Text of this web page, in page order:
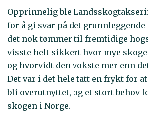
Opprinnelig ble
for å gi svar på det grunnleggende
det nok tømmer til fremtidige
visste helt sikkert hvor mye
og hvorvidt den vokste mer enn
Det var i det hele tatt en frykt for
bli overutnyttet, og et stort behov
skogen i Norge.